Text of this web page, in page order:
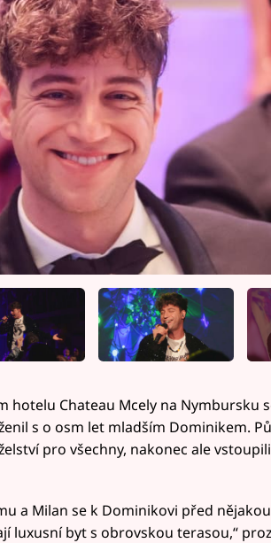
hotelu Chateau Mcely na Nymbursku
s o osm let mladším Dominikem.
pro všechny, nakonec ale
a Milan se k Dominikovi před
luxusní byt s obrovskou terasou,“